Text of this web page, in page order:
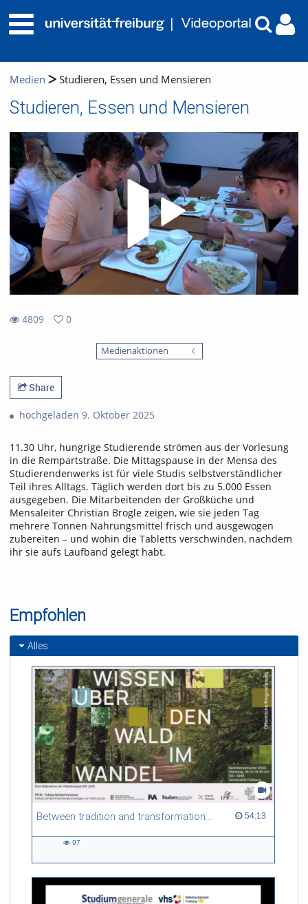
Medien Studieren, Essen und Mensieren
Studieren, Essen und Mensieren
4809
0
Medienaktionen
Share
hochgeladen 9. Oktober 2025
11.30 Uhr, hungrige Studierende strömen aus der Vorlesung
in die Rempartstraße. Die Mittagspause in der Mensa des
Studierendenwerks ist für viele Studis selbstverständlicher
Teil ihres Alltags. Täglich werden dort bis zu 5.000 Essen
ausgegeben. Die Mitarbeitenden der Großküche und
Mensaleiter Christian Brogle zeigen, wie sie jeden Tag
mehrere Tonnen Nahrungsmittel frisch und ausgewogen
zubereiten – und wohin die Tabletts verschwinden, nachdem
ihr sie aufs Laufband gelegt habt.
Empfohlen
Alles
Between tradition and transformation: how owners, advisers and institutions co-create knowledge for resilient forests in Europe 54:13
54:13 duration
97